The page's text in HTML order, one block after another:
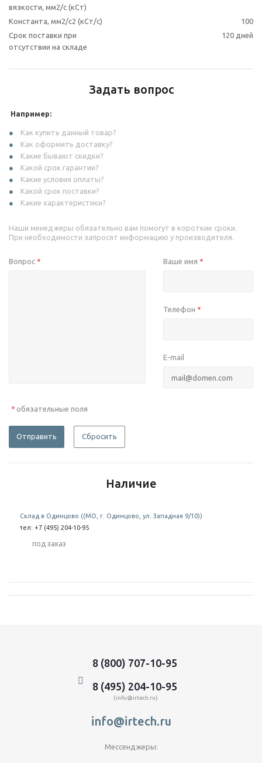
вязкости, мм2/с (кСт)
Константа, мм2/с2 (кСт/с)
100
Срок поставки при
отсутствии на складе
120 дней
Задать вопрос
Например:
Как купить данный товар?
Как оформить доставку?
Какие бывают скидки?
Какой срок гарантии?
Какие условия оплаты?
Какой срок поставки?
Какие характеристики?
Наши менеджеры обязательно вам помогут в короткие сроки.
При необходимости запросят информацию у производителя.
Вопрос * Ваше имя *
Телефон *
E-mail
* обязательные поля
Отправить Сбросить
Наличие
Склад в Одинцово ((МО, г. Одинцово, ул. Западная 9/10))
тел: +7 (495) 204-10-95
Под заказ
8 (800) 707-10-95
8 (495) 204-10-95
(info@irtech.ru)
info@irtech.ru
Мессенджеры: